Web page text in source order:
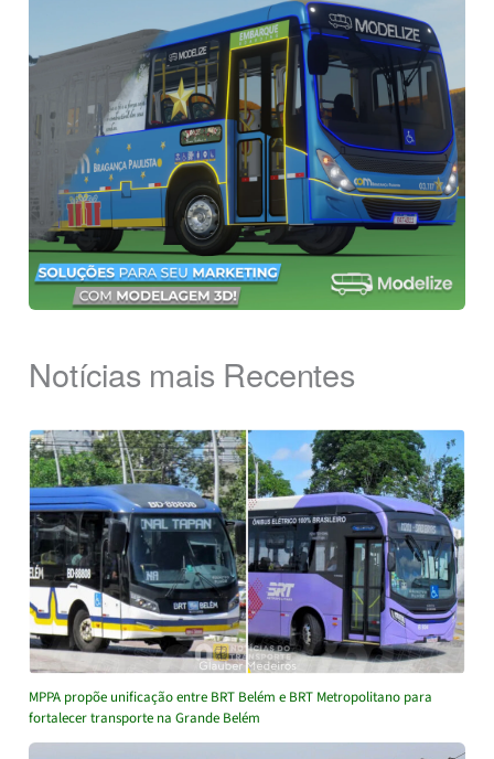
Notícias mais Recentes
MPPA propõe unificação entre BRT Belém e BRT Metropolitano para
fortalecer transporte na Grande Belém